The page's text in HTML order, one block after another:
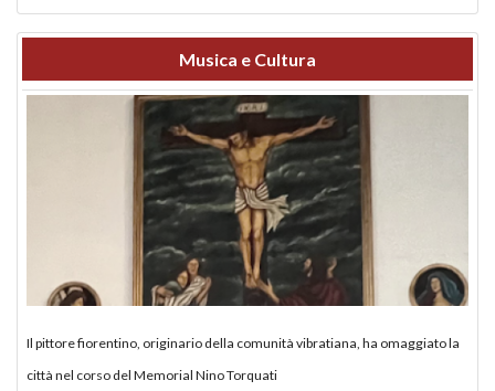
Musica e Cultura
Il pittore fiorentino, originario della comunità vibratiana, ha omaggiato la
città nel corso del Memorial Nino Torquati